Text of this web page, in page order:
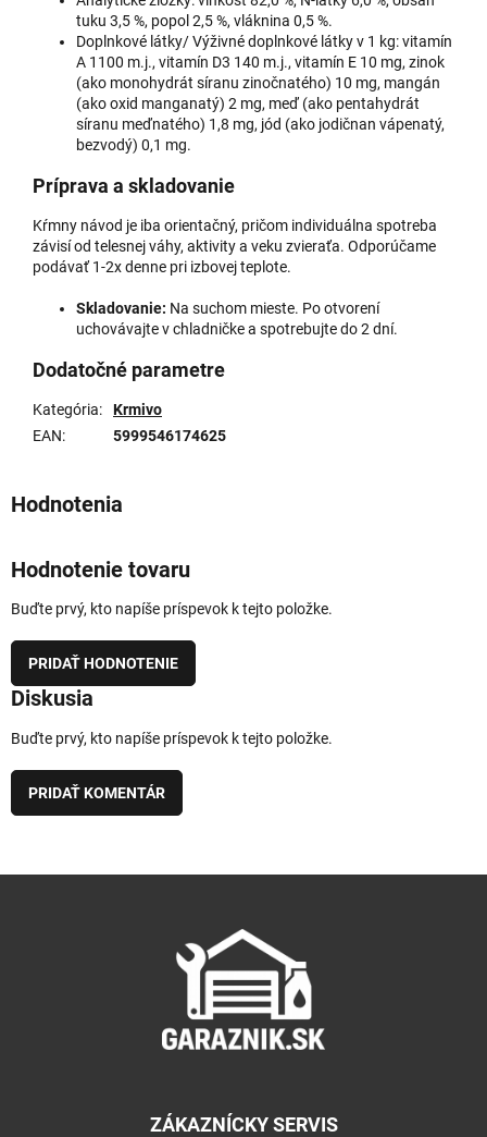
tuku 3,5 %, popol 2,5 %, vláknina 0,5 %.
Doplnkové látky/ Výživné doplnkové látky v 1 kg: vitamín
A 1100 m.j., vitamín D3 140 m.j., vitamín E 10 mg, zinok
(ako monohydrát síranu zinočnatého) 10 mg, mangán
(ako oxid manganatý) 2 mg, meď (ako pentahydrát
síranu meďnatého) 1,8 mg, jód (ako jodičnan vápenatý,
bezvodý) 0,1 mg.
Príprava a skladovanie
Kŕmny návod je iba orientačný, pričom individuálna spotreba
závisí od telesnej váhy, aktivity a veku zvieraťa. Odporúčame
podávať 1-2x denne pri izbovej teplote.
Skladovanie: Na suchom mieste. Po otvorení
uchovávajte v chladničke a spotrebujte do 2 dní.
Dodatočné parametre
Kategória:
Krmivo
EAN: 5999546174625
Hodnotenie tovaru
Buďte prvý, kto napíše príspevok k tejto položke.
PRIDAŤ HODNOTENIE
Diskusia
Buďte prvý, kto napíše príspevok k tejto položke.
PRIDAŤ KOMENTÁR
ZÁKAZNÍCKY SERVIS